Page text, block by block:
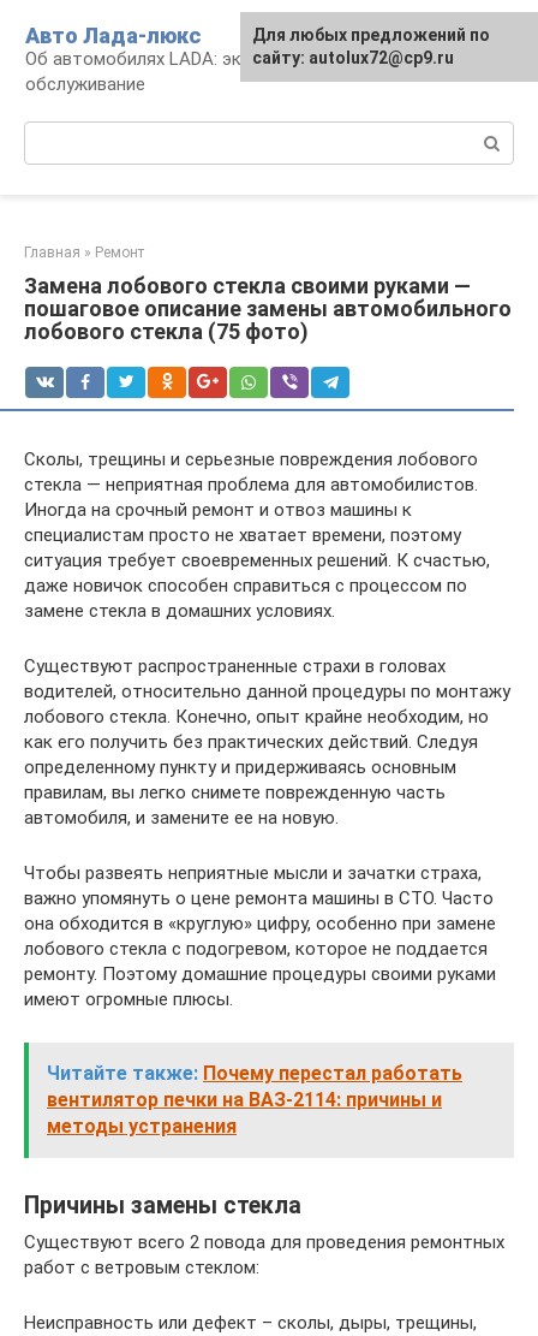
контенту
Авто Лада-люкс
Об автомобилях LADA: эксплуатация и
обслуживание
Главная » Ремонт
Замена лобового стекла своими руками —
пошаговое описание замены автомобильного
лобового стекла (75 фото)
Сколы, трещины и серьезные повреждения лобового
стекла — неприятная проблема для автомобилистов.
Иногда на срочный ремонт и отвоз машины к
специалистам просто не хватает времени, поэтому
ситуация требует своевременных решений. К счастью,
даже новичок способен справиться с процессом по
замене стекла в домашних условиях.
Существуют распространенные страхи в головах
водителей, относительно данной процедуры по монтажу
лобового стекла. Конечно, опыт крайне необходим, но
как его получить без практических действий. Следуя
определенному пункту и придерживаясь основным
правилам, вы легко снимете поврежденную часть
автомобиля, и замените ее на новую.
Чтобы развеять неприятные мысли и зачатки страха,
важно упомянуть о цене ремонта машины в СТО. Часто
она обходится в «круглую» цифру, особенно при замене
лобового стекла с подогревом, которое не поддается
ремонту. Поэтому домашние процедуры своими руками
имеют огромные плюсы.
Читайте также: Почему перестал работать
вентилятор печки на ВАЗ-2114: причины и
методы устранения
Причины замены стекла
Существуют всего 2 повода для проведения ремонтных
работ с ветровым стеклом:
Неисправность или дефект – сколы, дыры, трещины,
Для любых предложений по
сайту: autolux72@cp9.ru